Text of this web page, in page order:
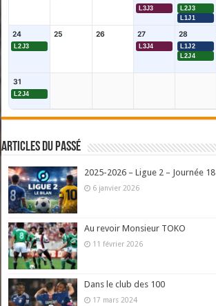
L3J3
L2J3
L1J1
24
L2J3
25 26 27
L3J4
28
L1J2
L2J4
31
L2J4
Articles du passé
2025-2026 – Ligue 2 – Journée 18
6 janvier 2026
Au revoir Monsieur TOKO
11 février 2026
Dans le club des 100
17 mars 2024